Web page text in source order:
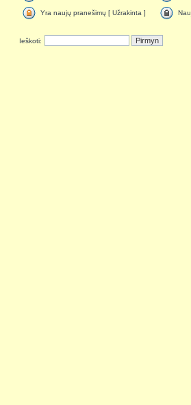
Yra naujų pranešimų [ Užrakinta ]
Ieškoti: